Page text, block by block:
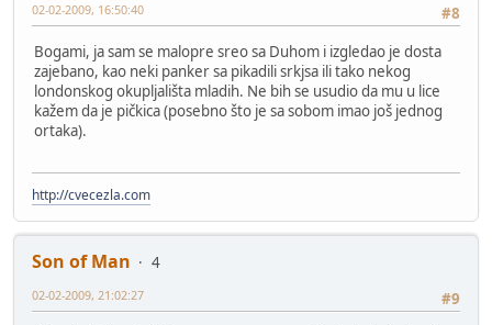
#8
02-02-2009, 16:50:40
Bogami, ja sam se malopre sreo sa Duhom i izgledao je dosta
zajebano, kao neki panker sa pikadili srkjsa ili tako nekog
londonskog okupljališta mladih. Ne bih se usudio da mu u lice
kažem da je pičkica (posebno što je sa sobom imao još jednog
ortaka).
http://cvecezla.com
Son of Man
4
#9
02-02-2009, 21:02:27